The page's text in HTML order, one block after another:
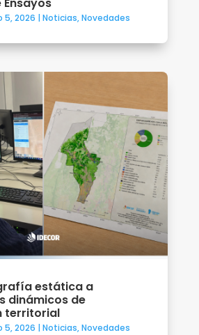
5, 2026 | Noticias,Novedades
estática a
dinámicos de
territorial
5, 2026 | Noticias,Novedades